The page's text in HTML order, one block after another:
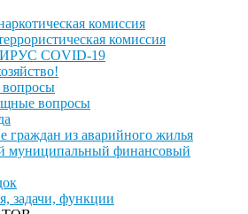
комиссия
комиссия
COVID-19
вопросы
граждан из аварийного жилья
муниципальный финансовый
задачи, функции